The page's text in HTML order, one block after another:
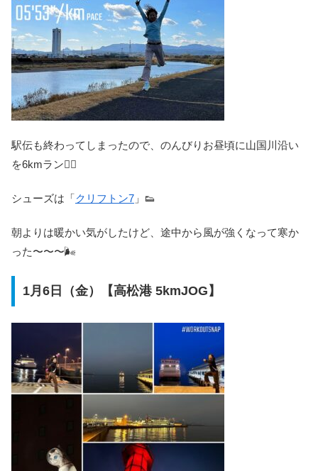
駅伝も終わってしまったので、のんびりお昼頃に山国川沿い
を6kmラン🏃‍♀️
シューズは「クリフトン7 」👟
朝よりは暖かい気がしたけど、途中から風が強くなって寒か
った〜〜〜🌬
1月6日（金）【高松港 5kmJOG】